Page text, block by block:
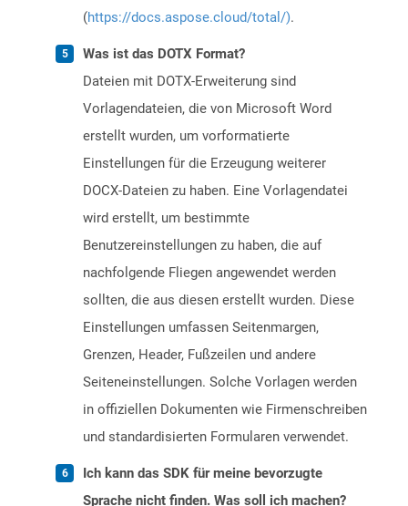
(https://docs.aspose.cloud/total/).
Was ist das DOTX Format?
Dateien mit DOTX-Erweiterung sind
Vorlagendateien, die von Microsoft Word
erstellt wurden, um vorformatierte
Einstellungen für die Erzeugung weiterer
DOCX-Dateien zu haben. Eine Vorlagendatei
wird erstellt, um bestimmte
Benutzereinstellungen zu haben, die auf
nachfolgende Fliegen angewendet werden
sollten, die aus diesen erstellt wurden. Diese
Einstellungen umfassen Seitenmargen,
Grenzen, Header, Fußzeilen und andere
Seiteneinstellungen. Solche Vorlagen werden
in offiziellen Dokumenten wie Firmenschreiben
und standardisierten Formularen verwendet.
Ich kann das SDK für meine bevorzugte
Sprache nicht finden. Was soll ich machen?